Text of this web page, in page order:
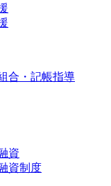
合・記帳指導
資
資制度